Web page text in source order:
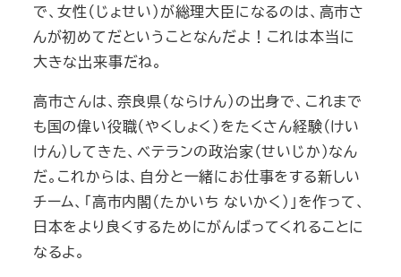
で、女性（じょせい）が総理大臣になるのは、高市さ
んが初めてだということなんだよ！これは本当に
大きな出来事だね。
高市さんは、奈良県（ならけん）の出身で、これまで
も国の偉い役職（やくしょく）をたくさん経験（けい
けん）してきた、ベテランの政治家（せいじか）なん
だ。これからは、自分と一緒にお仕事をする新しい
チーム、「高市内閣（たかいち ないかく）」を作って、
日本をより良くするためにがんばってくれることに
なるよ。